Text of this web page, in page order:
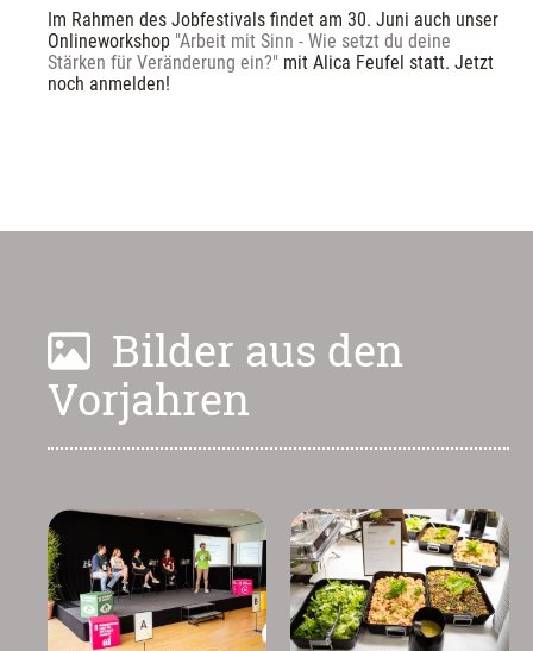
Im Rahmen des Jobfestivals findet am 30. Juni auch unser
Onlineworkshop "Arbeit mit Sinn - Wie setzt du deine
Stärken für Veränderung ein?" mit Alica Feufel statt. Jetzt
noch anmelden!
Bilder aus den
Vorjahren